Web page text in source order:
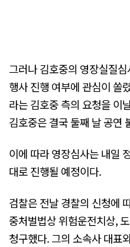
그러나 김호중의 영장실질
행사 진행 여부에 관심이 쏠
라는 김호중 측의 요청을 이
김호중은 결국 둘째 날 공연
이에 따라 영장심사는 내일
대로 진행될 예정이다.
검찰은 전날 경찰의 신청에
중처벌법상 위험운전치상,
청구했다. 그의 소속사 대표